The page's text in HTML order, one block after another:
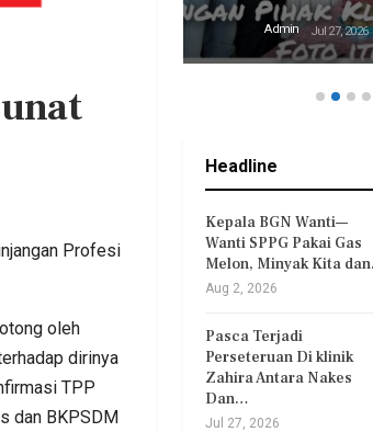
Profesi
oleh
dirinya
TPP
dan BKPSDM
Admin Jul 27, 2026
Headline
Kepala BGN Wanti—
Wanti SPPG Pakai Gas
Melon, Minyak Kita
Aug 2, 2026
Pasca Terjadi
Perseteruan Di klinik
Zahira Antara Nakes
Dan…
Jul 27, 2026